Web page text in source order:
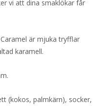
vi att dina smaklökar får
är mjuka tryfflar
karamell.
(kokos, palmkärn), socker,